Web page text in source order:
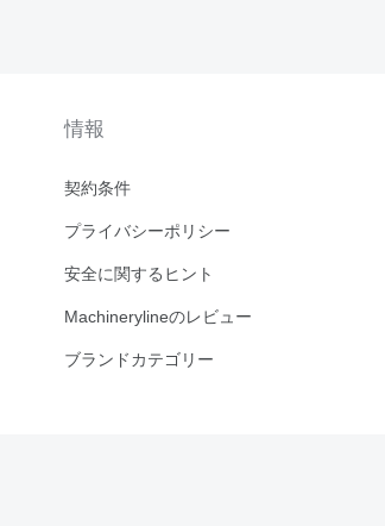
情報
契約条件
プライバシーポリシー
安全に関するヒント
Machinerylineのレビュー
ブランドカテゴリー